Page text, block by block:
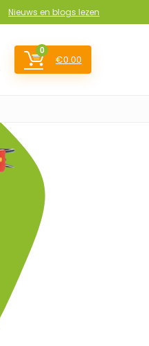
Nieuws en blogs lezen
0
€0.00